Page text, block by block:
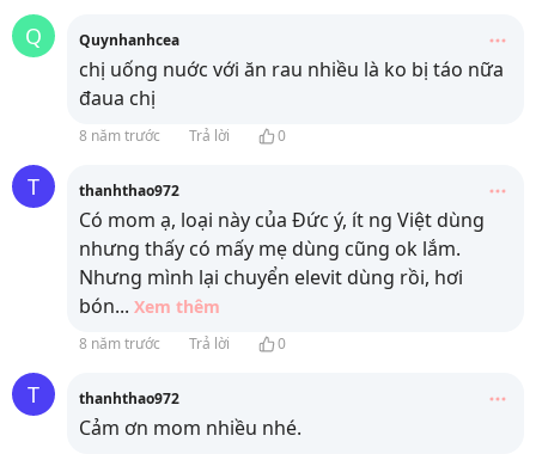
Q Quynhanhcea
chị uống nuớc với ăn rau nhiều là ko bị táo nữa
đaua chị
8 năm trước Trả lời 0
T thanhthao972
Có mom ạ, loại này của Đức ý, ít ng Việt dùng
nhưng thấy có mấy mẹ dùng cũng ok lắm.
Nhưng mình lại chuyển elevit dùng rồi, hơi
bón... Xem thêm
8 năm trước Trả lời 0
T thanhthao972
Cảm ơn mom nhiều nhé.